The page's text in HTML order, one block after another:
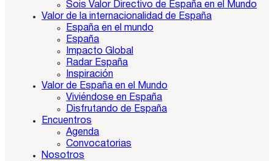
Sois Valor Directivo de España en el Mundo
Valor de la internacionalidad de España
España en el mundo
España
Impacto Global
Radar España
Inspiración
Valor de España en el Mundo
Viviéndose en España
Disfrutando de España
Encuentros
Agenda
Convocatorias
Nosotros